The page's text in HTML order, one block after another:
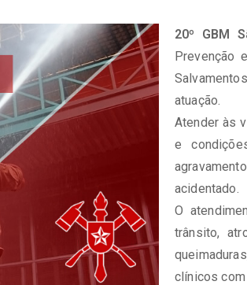
20º GBM
Prevenção
atuação.
Atender às
e
acidentado.
O
trânsito,
clínicos